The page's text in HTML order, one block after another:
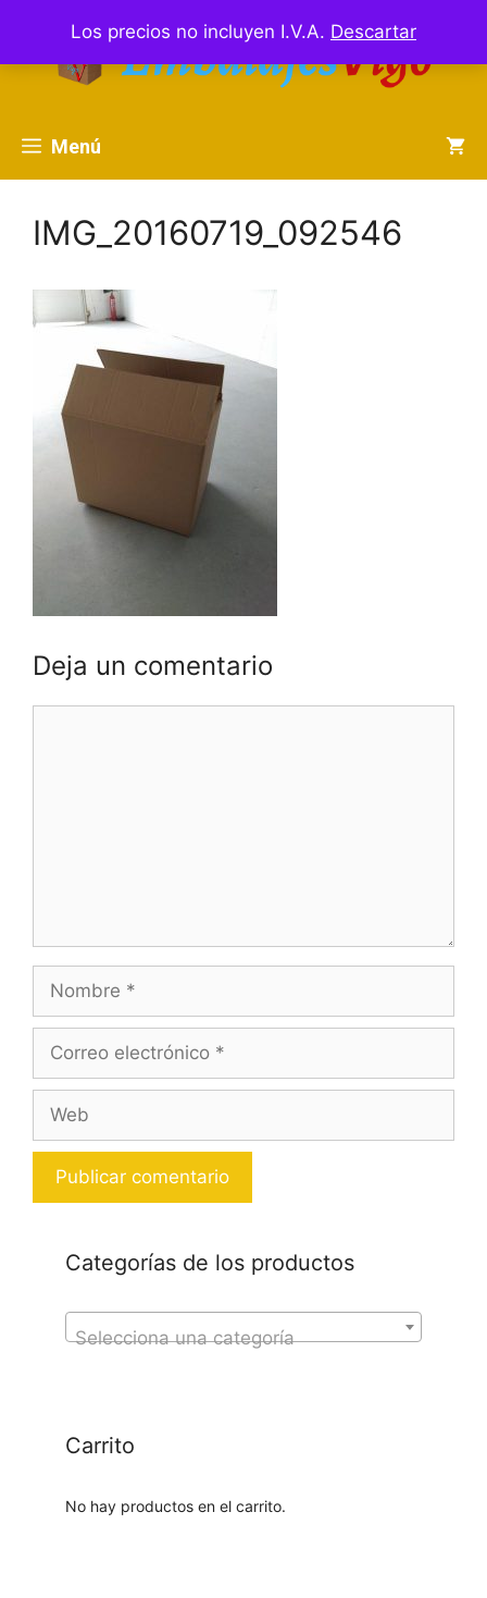
Los precios no incluyen I.V.A. Descartar
contenido
Menú
IMG_20160719_092546
Deja un comentario
Nombre
Correo
Web
Categorías de los productos
Selecciona una categoría
Carrito
No hay productos en el carrito.